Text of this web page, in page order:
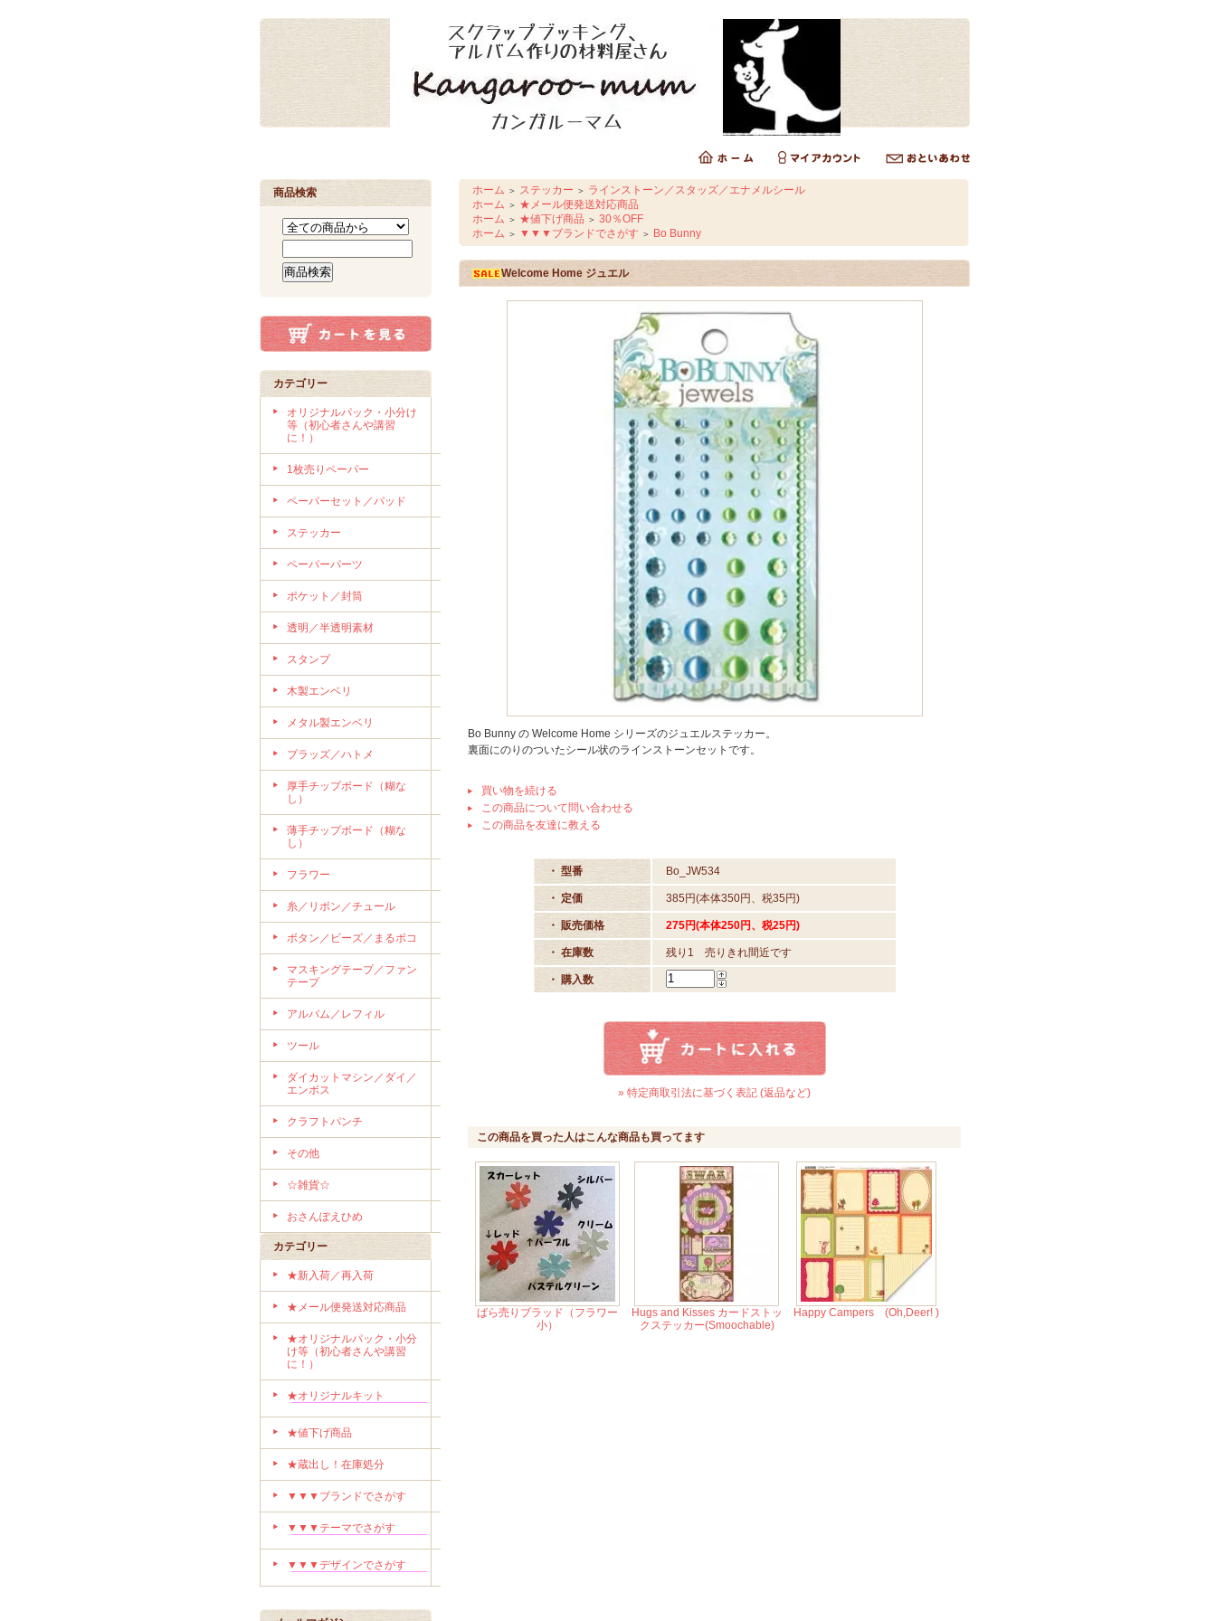
商品検索
カテゴリー
オリジナルパック・小分け
等（初心者さんや講習
に！）
1枚売りペーパー
ペーパーセット／パッド
ステッカー
ペーパーパーツ
ポケット／封筒
透明／半透明素材
スタンプ
木製エンベリ
メタル製エンベリ
ブラッズ／ハトメ
厚手チップボード（糊な
し）
薄手チップボード（糊な
し）
フラワー
糸／リボン／チュール
ボタン／ビーズ／まるポコ
マスキングテープ／ファン
テープ
アルバム／レフィル
ツール
ダイカットマシン／ダイ／
エンボス
クラフトパンチ
その他
☆雑貨☆
おさんぽえひめ
カテゴリー
★新入荷／再入荷
★メール便発送対応商品
★オリジナルパック・小分
け等（初心者さんや講習
に！）
★オリジナルキット
★値下げ商品
★蔵出し！在庫処分
▼▼▼ブランドでさがす
▼▼▼テーマでさがす
▼▼▼デザインでさがす
ホーム ＞ ステッカー ＞ ラインストーン／スタッズ／エナメルシール
ホーム ＞ ★メール便発送対応商品
ホーム ＞ ★値下げ商品 ＞ 30％OFF
ホーム ＞ ▼▼▼ブランドでさがす ＞ Bo Bunny
Welcome Home ジュエル
Bo Bunny の Welcome Home シリーズのジュエルステッカー。
裏面にのりのついたシール状のラインストーンセットです。
買い物を続ける
この商品について問い合わせる
この商品を友達に教える
・ 型番 Bo_JW534
・ 定価 385円(本体350円、税35円)
・ 販売価格 275円(本体250円、税25円)
・ 在庫数 残り1 売りきれ間近です
・ 購入数
» 特定商取引法に基づく表記 (返品など)
この商品を買った人はこんな商品も買ってます
ばら売りブラッド（フラワー
小）
Hugs and Kisses カードストッ
クステッカー(Smoochable)
Happy Campers (Oh,Deer! )